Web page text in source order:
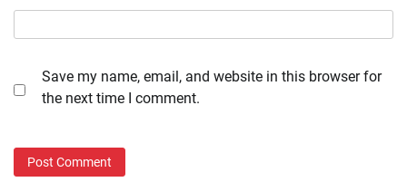
Save my name, email, and website in this browser for
the next time I comment.